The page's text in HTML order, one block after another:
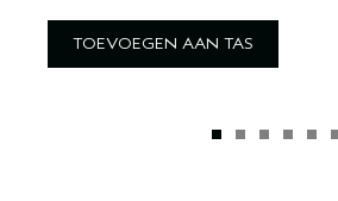
TOEVOEGEN AAN TAS